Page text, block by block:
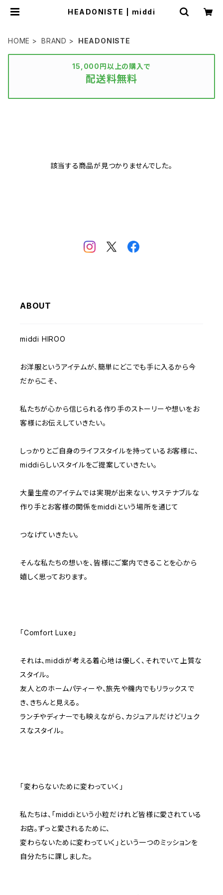
HEADONISTE | middi
HOME BRAND HEADONISTE
15,000円以上の購入で
配送料無料
該当する商品が見つかりませんでした。
ABOUT
middi HIROO
お洋服というアイテムが、簡単にどこでも手に入るから今
だからこそ、
私たちが心から信じられる作り手のストーリーや想いをお
客様にお伝えしていきたい。
しっかりとご自身のライフスタイルを持っているお客様に、
middiらしいスタイルをご提案していきたい。
大量生産のアイテムでは実現が出来ない、サステナブルな
作り手とお客様の関係をmiddiという場所を通じて
つなげていきたい。
そんな私たちの想いを、皆様にご案内できることを心から
嬉しく思っております。
「Comfort Luxe」
それは、middiが考える着心地は優しく、それでいて上質な
スタイル。
友人とのホームパティーや、旅先や機内でもリラックスで
き、きちんと見える。
ランチやディナーでも映えながら、カジュアルだけどリュク
スなスタイル。
「変わらないために変わっていく」
私たちは、「middiという小粒だけれど皆様に愛されている
お店。ずっと愛されるために、
変わらないために変わっていく」という一つのミッションを
自分たちに課しました。